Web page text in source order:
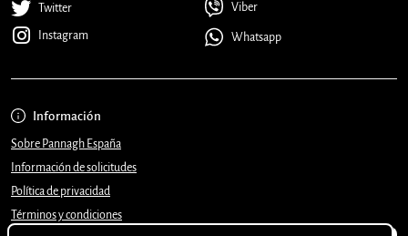
Información
Sobre Pannagh España
Información de solicitudes
Política de privacidad
Términos y condiciones
Twitter
Instagram
Viber
Whatsapp